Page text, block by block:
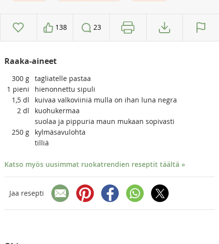
138 23
Raaka-aineet
300 g tagliatelle pastaa
1 pieni
hienonnettu sipuli
1,5 dl
kuivaa valkoviiniä mulla on ihan luna negra
2 dl
kuohukermaa
suolaa ja pippuria maun mukaan sopivasti
250 g
kylmäsavulohta
tilliä
Katso myös uusimmat ruokatrendien reseptit täältä »
Jaa resepti